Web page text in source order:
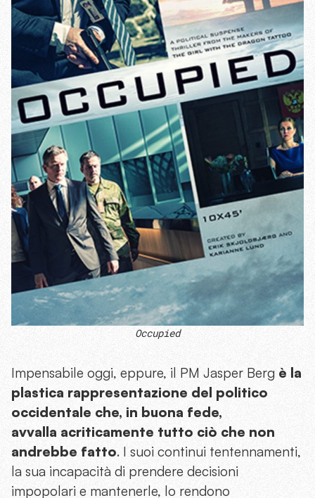
Occupied
Impensabile oggi, eppure, il PM Jasper Berg è la
plastica rappresentazione del politico
occidentale che, in buona fede,
avvalla acriticamente tutto ciò che non
andrebbe fatto. I suoi continui tentennamenti,
la sua incapacità di prendere decisioni
impopolari e mantenerle, lo rendono